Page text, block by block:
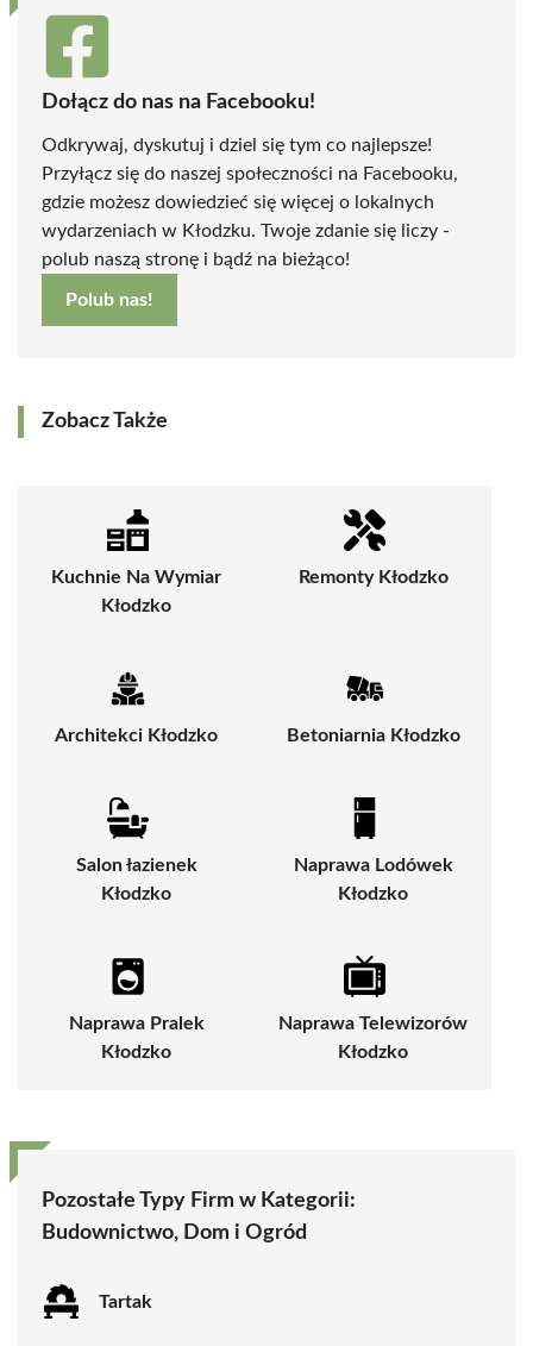
Dołącz do nas na Facebooku!
Odkrywaj, dyskutuj i dziel się tym co najlepsze!
Przyłącz się do naszej społeczności na Facebooku,
gdzie możesz dowiedzieć się więcej o lokalnych
wydarzeniach w Kłodzku. Twoje zdanie się liczy -
polub naszą stronę i bądź na bieżąco!
Polub nas!
Zobacz Także
Kuchnie Na Wymiar
Kłodzko
Remonty Kłodzko
Architekci Kłodzko Betoniarnia Kłodzko
Salon łazienek
Kłodzko
Naprawa Lodówek
Kłodzko
Naprawa Pralek
Kłodzko
Naprawa Telewizorów
Kłodzko
Pozostałe Typy Firm w Kategorii:
Budownictwo, Dom i Ogród
Tartak